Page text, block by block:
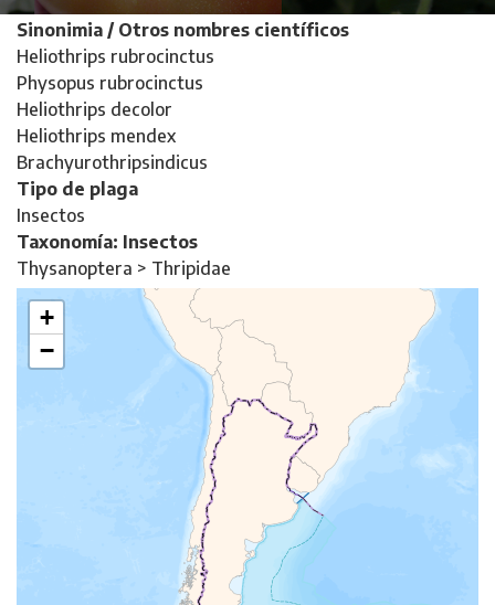
Sinonimia / Otros nombres científicos
Heliothrips rubrocinctus
Physopus rubrocinctus
Heliothrips decolor
Heliothrips mendex
Brachyurothripsindicus
Tipo de plaga
Insectos
Taxonomía: Insectos
Thysanoptera > Thripidae
+
−